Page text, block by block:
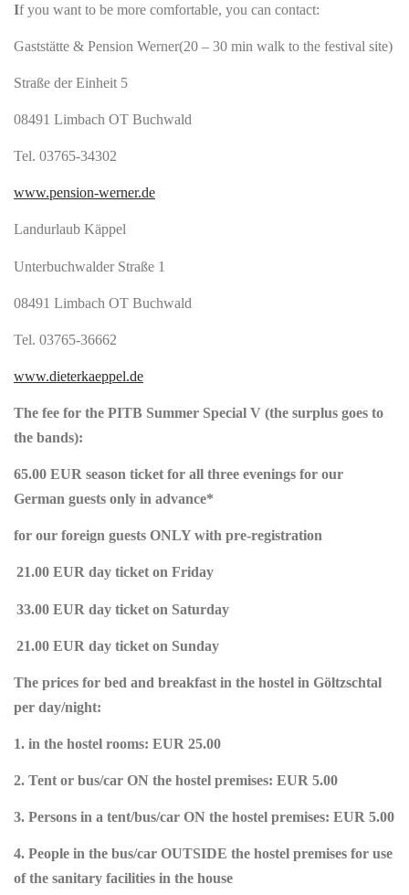
If you want to be more comfortable, you can contact:
Gaststätte & Pension Werner(20 – 30 min walk to the festival site)
Straße der Einheit 5
08491 Limbach OT Buchwald
Tel. 03765-34302
www.pension-werner.de
Landurlaub Käppel
Unterbuchwalder Straße 1
08491 Limbach OT Buchwald
Tel. 03765-36662
www.dieterkaeppel.de
The fee for the PITB Summer Special V (the surplus goes to
the bands):
65.00 EUR season ticket for all three evenings for our
German guests only in advance*
for our foreign guests ONLY with pre-registration
21.00 EUR day ticket on Friday
33.00 EUR day ticket on Saturday
21.00 EUR day ticket on Sunday
The prices for bed and breakfast in the hostel in Göltzschtal
per day/night:
1. in the hostel rooms: EUR 25.00
2. Tent or bus/car ON the hostel premises: EUR 5.00
3. Persons in a tent/bus/car ON the hostel premises: EUR 5.00
4. People in the bus/car OUTSIDE the hostel premises for use
of the sanitary facilities in the house